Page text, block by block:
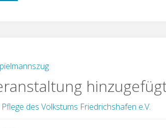
des Volkstums Friedrichshafen e.V.